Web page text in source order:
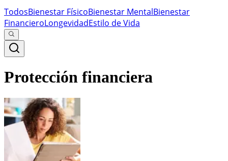
TodosBienestar FísicoBienestar MentalBienestar
FinancieroLongevidadEstilo de Vida
Protección financiera